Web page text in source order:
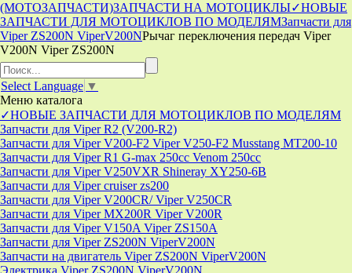
(МОТОЗАПЧАСТИ)ЗАПЧАСТИ НА МОТОЦИКЛЫ✓НОВЫЕ
ЗАПЧАСТИ ДЛЯ МОТОЦИКЛОВ ПО МОДЕЛЯМЗапчасти для
Viper ZS200N ViperV200NРычаг переключения передач Viper
V200N Viper ZS200N
Select Language ▼
Меню каталога
✓НОВЫЕ ЗАПЧАСТИ ДЛЯ МОТОЦИКЛОВ ПО МОДЕЛЯМ
Запчасти для Viper R2 (V200-R2)
Запчасти для Viper V200-F2 Viper V250-F2 Musstang MT200-10
Запчасти для Viper R1 G-max 250cc Venom 250cc
Запчасти для Viper V250VXR Shineray XY250-6B
Запчасти для Viper cruiser zs200
Запчасти для Viper V200CR/ Viper V250CR
Запчасти для Viper MX200R Viper V200R
Запчасти для Viper V150A Viper ZS150A
Запчасти для Viper ZS200N ViperV200N
Запчасти на двигатель Viper ZS200N ViperV200N